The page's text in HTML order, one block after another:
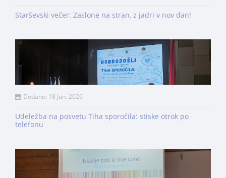
Starševski večer: Zaslone na stran, z jadri v nov dan!
Dodano: 18 Jun. 2026
Udeležba na posvetu Tiha sporočila: stiske otrok po
telefonu